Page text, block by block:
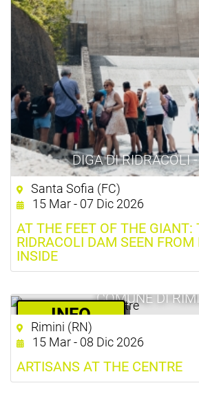
DIGA DI RIDRACOLI
Santa Sofia (FC)
15 Mar - 07 Dic 2026
AT THE FEET OF THE GIANT:
RIDRACOLI DAM SEEN FROM
INSIDE
COMUNE DI
­INFO
gratuito
Rimini (RN)
15 Mar - 08 Dic 2026
ARTISANS AT THE CENTRE